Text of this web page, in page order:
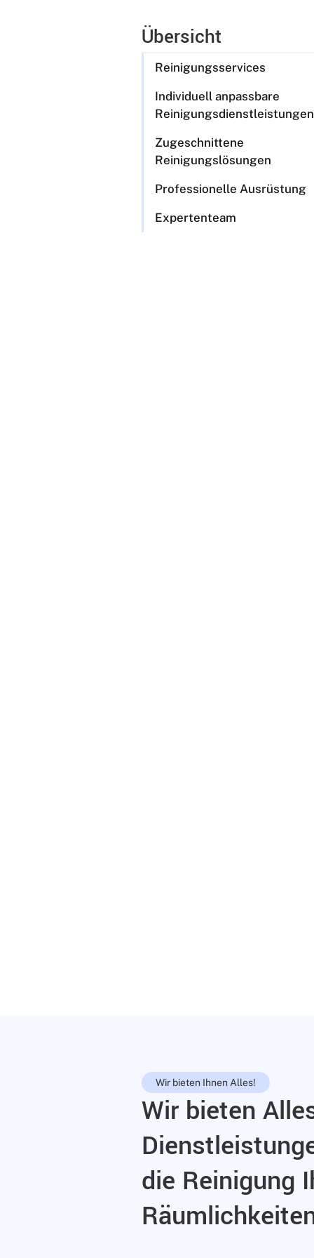
Übersicht
Reinigungsservices
Individuell anpassbare
Reinigungsdienstleistungen
Zugeschnittene
Reinigungslösungen
Professionelle Ausrüstung
Expertenteam
Wir bieten Ihnen Alles!
Wir bieten
die Reinigung